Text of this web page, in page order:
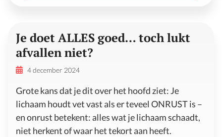
Je doet ALLES goed… toch lukt
afvallen niet?
4 december 2024
Grote kans dat je dit over het hoofd ziet: Je
lichaam houdt vet vast als er teveel ONRUST is –
en onrust betekent: alles wat je lichaam schaadt,
niet herkent of waar het tekort aan heeft.